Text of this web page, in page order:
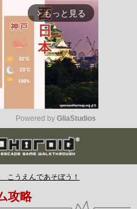
arrow_forward_ios もっと見る
Mute
Powered by GliaStudios
こうえんであそぼう！
攻略